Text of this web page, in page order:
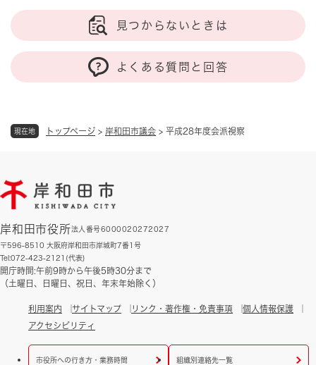
現在地 トップページ > 岸和田市議会 > 平成28年度会派視察
見つからないときは
よくある質問と回答
岸和田市役所法人番号6000020272027
〒596-8510 大阪府岸和田市岸城町7番1号
Tel:072-423-2121(代表)
開庁時間:午前9時から午後5時30分まで
（土曜日、日曜日、祝日、年末年始除く）
利用案内 サイトマップ リンク・著作権・免責事項
個人情報保護
アクセシビリティ
市役所への行き方・業務時間 組織別連絡先一覧